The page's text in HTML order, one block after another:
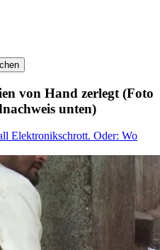
von Hand zerlegt (Foto
unten)
Elektronikschrott. Oder: Wo